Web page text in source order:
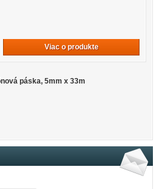
Viac o produkte
páska, 5mm x 33m